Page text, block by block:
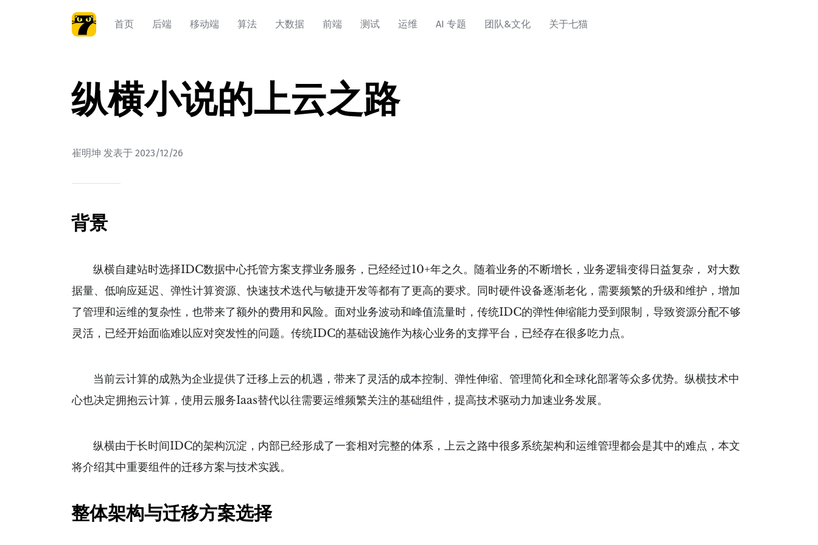
首页 后端 移动端 算法 大数据 前端 测试 运维 AI 专题 团队&文化 关于七猫
纵横小说的上云之路
崔明坤 发表于2023/12/26
背景
纵横自建站时选择IDC数据中心托管方案支撑业务服务，已经经过10+年之久。随着业务的不断增长，业务逻辑变得日益复杂， 对大数
据量、低响应延迟、弹性计算资源、快速技术迭代与敏捷开发等都有了更高的要求。同时硬件设备逐渐老化，需要频繁的升级和维护，增加
了管理和运维的复杂性，也带来了额外的费用和风险。面对业务波动和峰值流量时，传统IDC的弹性伸缩能力受到限制，导致资源分配不够
灵活，已经开始面临难以应对突发性的问题。传统IDC的基础设施作为核心业务的支撑平台，已经存在很多吃力点。
当前云计算的成熟为企业提供了迁移上云的机遇，带来了灵活的成本控制、弹性伸缩、管理简化和全球化部署等众多优势。纵横技术中
心也决定拥抱云计算，使用云服务Iaas替代以往需要运维频繁关注的基础组件，提高技术驱动力加速业务发展。
纵横由于长时间IDC的架构沉淀，内部已经形成了一套相对完整的体系，上云之路中很多系统架构和运维管理都会是其中的难点，本文
将介绍其中重要组件的迁移方案与技术实践。
整体架构与迁移方案选择